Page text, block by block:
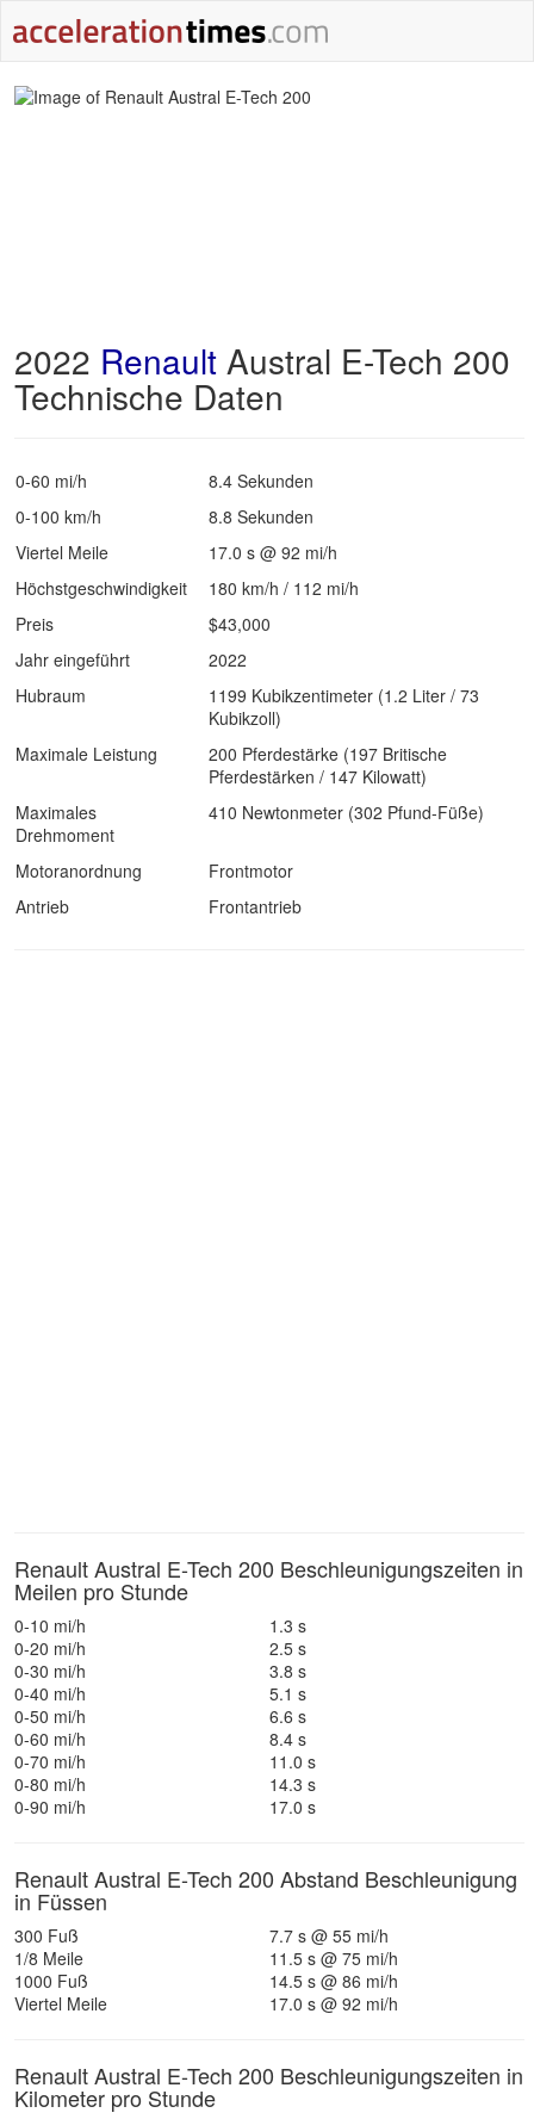
2022 Renault Austral E-Tech 200
Technische Daten
0-60 mi/h
8.4 Sekunden
0-100 km/h
8.8 Sekunden
Viertel Meile
17.0 s @ 92 mi/h
Höchstgeschwindigkeit
180 km/h / 112 mi/h
Preis
$43,000
Jahr eingeführt
2022
Hubraum
1199 Kubikzentimeter (1.2 Liter / 73
Kubikzoll)
Maximale Leistung
200 Pferdestärke (197 Britische
Pferdestärken / 147 Kilowatt)
Maximales
Drehmoment
410 Newtonmeter (302 Pfund-Füße)
Motoranordnung
Frontmotor
Antrieb
Frontantrieb
Renault Austral E-Tech 200 Beschleunigungszeiten in
Meilen pro Stunde
0-10 mi/h
1.3 s
0-20 mi/h
2.5 s
0-30 mi/h
3.8 s
0-40 mi/h
5.1 s
0-50 mi/h
6.6 s
0-60 mi/h
8.4 s
0-70 mi/h
11.0 s
0-80 mi/h
14.3 s
0-90 mi/h
17.0 s
Renault Austral E-Tech 200 Abstand Beschleunigung
in Füssen
300 Fuß
7.7 s @ 55 mi/h
1/8 Meile
11.5 s @ 75 mi/h
1000 Fuß
14.5 s @ 86 mi/h
Viertel Meile
17.0 s @ 92 mi/h
Renault Austral E-Tech 200 Beschleunigungszeiten in
Kilometer pro Stunde